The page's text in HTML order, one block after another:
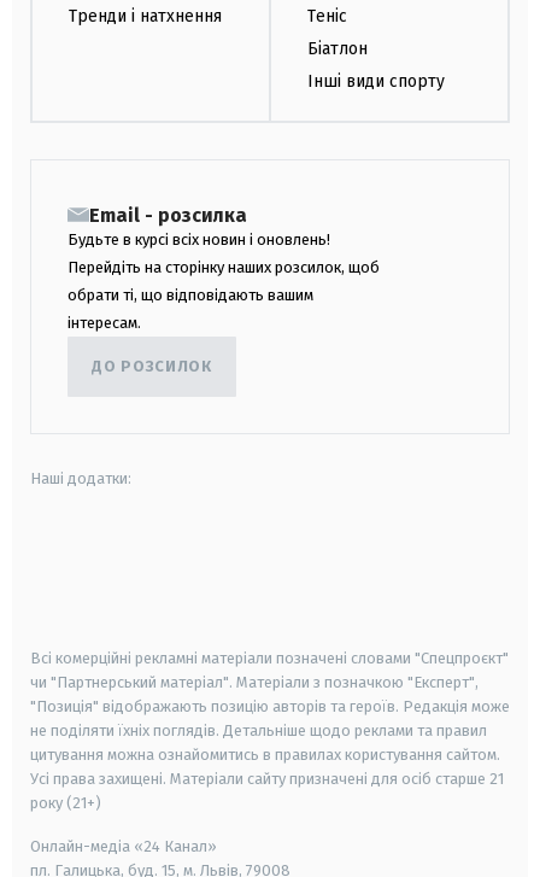
Тренди і натхнення
Теніс
Біатлон
Інші види спорту
Email - розсилка
Будьте в курсі всіх новин і оновлень!
Перейдіть на сторінку наших розсилок, щоб
обрати ті, що відповідають вашим
інтересам.
ДО РОЗСИЛОК
Наші додатки:
Всі комерційні рекламні матеріали позначені словами "Спецпроєкт"
чи "Партнерський матеріал". Матеріали з позначкою "Експерт",
"Позиція" відображають позицію авторів та героїв. Редакція може
не поділяти їхніх поглядів. Детальніше щодо реклами та правил
цитування можна ознайомитись в правилах користування сайтом.
Усі права захищені. Матеріали сайту призначені для осіб старше 21
року (21+)
Онлайн-медіа «24 Канал»
пл. Галицька, буд. 15, м. Львів, 79008